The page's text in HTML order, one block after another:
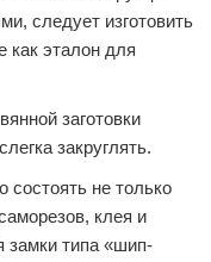
следует изготовить
как эталон для
заготовки
закруглять.
не только
клея и
замки типа «шип-